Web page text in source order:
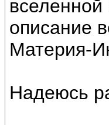
описание
Материя-
Надеюсь